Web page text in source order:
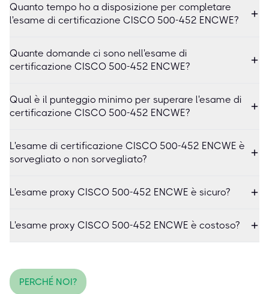
Quanto tempo ho a disposizione per completare
l'esame di certificazione CISCO 500-452 ENCWE?
Quante domande ci sono nell'esame di
certificazione CISCO 500-452 ENCWE?
Qual è il punteggio minimo per superare l'esame di
certificazione CISCO 500-452 ENCWE?
L'esame di certificazione CISCO 500-452 ENCWE è
sorvegliato o non sorvegliato?
L'esame proxy CISCO 500-452 ENCWE è sicuro?
L'esame proxy CISCO 500-452 ENCWE è costoso?
PERCHÉ NOI?